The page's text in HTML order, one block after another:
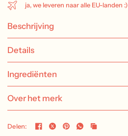
ja, we leveren naar alle EU-landen :)
Beschrijving
Details
Ingrediënten
Over het merk
Delen: